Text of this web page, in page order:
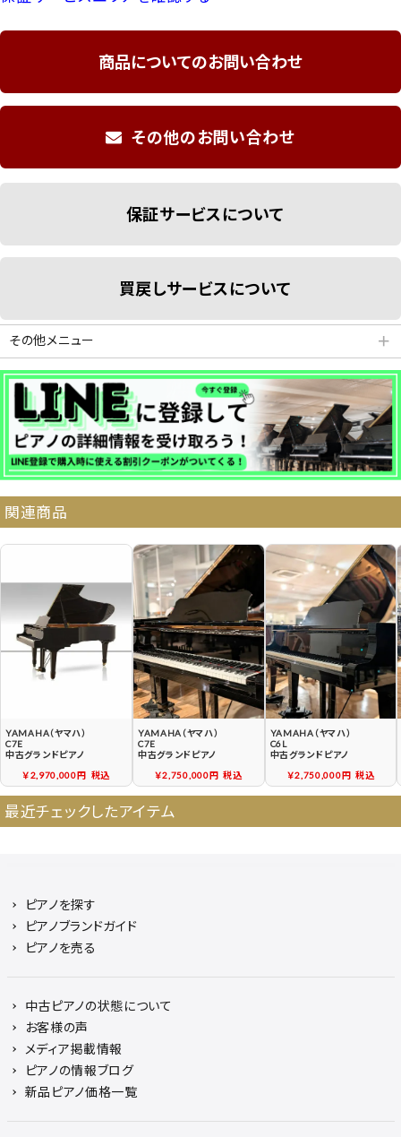
商品についてのお問い合わせ
その他のお問い合わせ
保証サービスについて
買戻しサービスについて
その他メニュー ＋
分割払いシミュレーション
納品・サービス・消音取付可能エリア
よくある質問 送料について
契約後の流れ 保証サービス
中古ピアノ買戻しサービ
ス
中古ピアノの状態につい
て
関連商品
YAMAHA（ヤマハ）
C7E
中古グランドピアノ
￥2,970,000円
税込
YAMAHA（ヤマハ）
C7E
中古グランドピアノ
￥2,750,000円
税込
YAMAHA（ヤマハ）
C6L
中古グランドピアノ
￥2,750,000円
税込
最近チェックしたアイテム
ピアノを探す
ピアノブランドガイド
ピアノを売る
中古ピアノの状態について
お客様の声
メディア掲載情報
ピアノの情報ブログ
新品ピアノ価格一覧